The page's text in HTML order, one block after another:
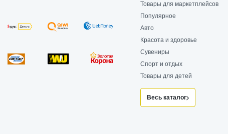
Товары для маркетплейсов
Популярное
Авто
Красота и здоровье
Сувениры
Спорт и отдых
Товары для детей
Весь каталог